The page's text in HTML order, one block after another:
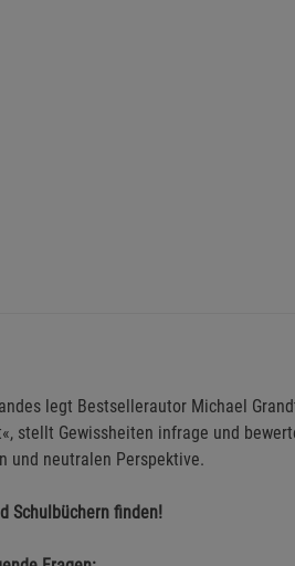
legt Bestsellerautor Michael
stellt Gewissheiten infrage und
und neutralen Perspektive.
Schulbüchern finden!